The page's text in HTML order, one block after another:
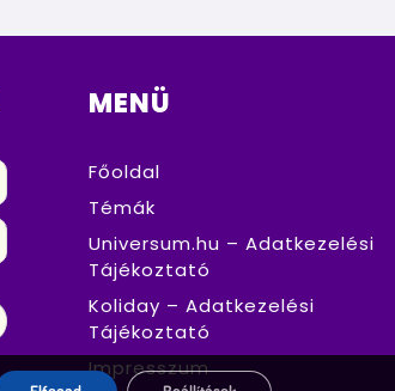
MENÜ
Főoldal
Témák
Universum.hu – Adatkezelési
Tájékoztató
Koliday – Adatkezelési
Tájékoztató
Impresszum